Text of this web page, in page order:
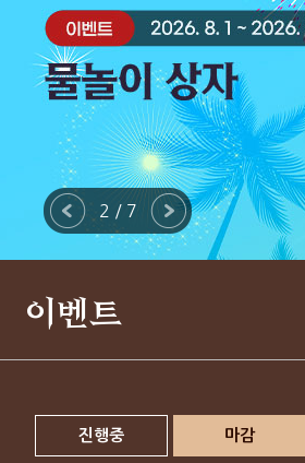
2 / 7
이벤트
진행중 마감